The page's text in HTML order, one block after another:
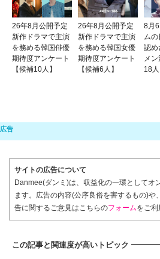
26年8月公開予定
新作ドラマで主演
を務める韓国俳優
期待度アンケート
【候補10人】
26年8月公開予定
新作ドラマで主演
を務める韓国女優
期待度アンケート
【候補6人】
8月
ム
認め
メ
18人
サイトの広告について
Danmee(ダンミ)は、収益化の一環としてオ
ます。広告の内容(公序良俗を害するもの)や
告に関するご意見はこちらのフォームをご利
この記事と関連度が高いトピック